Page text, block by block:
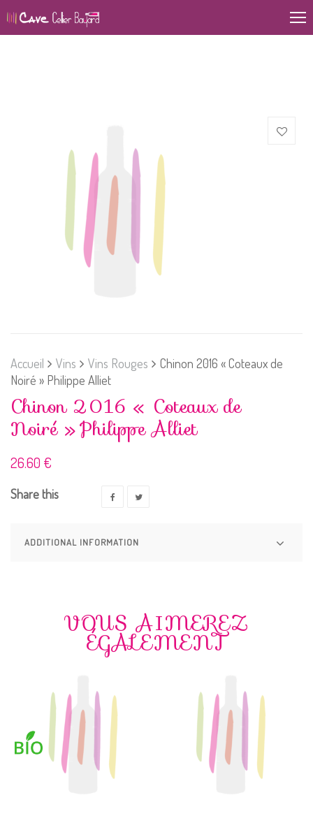
Accueil Vins Vins Rouges
Chinon 2016 « Coteaux de
Noiré » Philippe Alliet
Chinon 2016 « Coteaux de
Noiré » Philippe Alliet
26.60 €
Share this
ADDITIONAL INFORMATION
VOUS AIMEREZ
ÉGALEMENT